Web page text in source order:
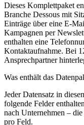
Dieses Komplettpaket
Branche Dessous mit
Einträge über eine E-
Kampagnen per
enthalten eine
Kontaktaufnahme. Bei
Ansprechpartner
Was enthält das
Jeder Datensatz in
folgende Felder
nach Unternehmen –
pro Feld.